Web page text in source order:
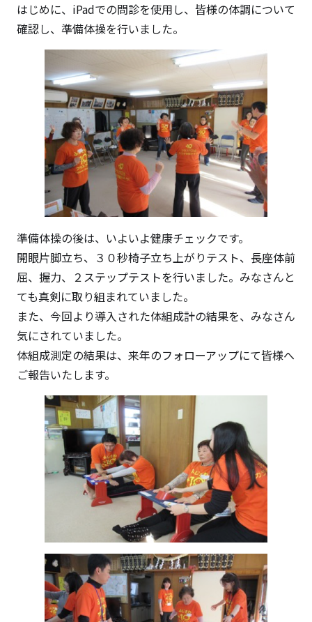
はじめに、iPadでの問診を使用し、皆様の体調について
確認し、準備体操を行いました。
準備体操の後は、いよいよ健康チェックです。
開眼片脚立ち、３０秒椅子立ち上がりテスト、長座体前
屈、握力、２ステップテストを行いました。みなさんと
ても真剣に取り組まれていました。
また、今回より導入された体組成計の結果を、みなさん
気にされていました。
体組成測定の結果は、来年のフォローアップにて皆様へ
ご報告いたします。